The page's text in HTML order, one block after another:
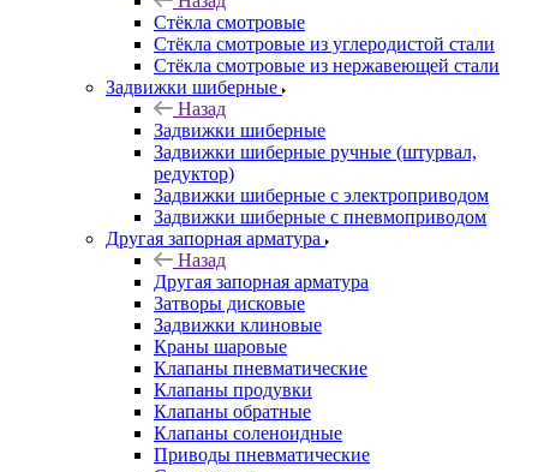
Стёкла смотровые
Стёкла смотровые из углеродистой стали
Стёкла смотровые из нержавеющей стали
Задвижки шиберные
Назад
Задвижки шиберные
Задвижки шиберные ручные (штурвал,
редуктор)
Задвижки шиберные с электроприводом
Задвижки шиберные с пневмоприводом
Другая запорная арматура
Назад
Другая запорная арматура
Затворы дисковые
Задвижки клиновые
Краны шаровые
Клапаны пневматические
Клапаны продувки
Клапаны обратные
Клапаны соленоидные
Приводы пневматические